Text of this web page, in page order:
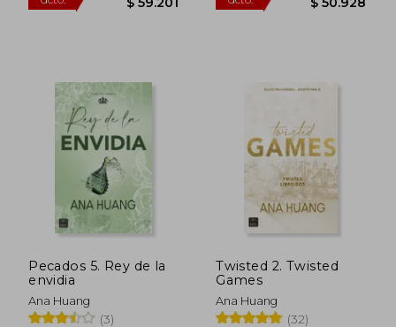
Pecados 5. Rey de la
envidia
Ana Huang
(3)
Twisted 2. Twisted
Games
Ana Huang
(32)